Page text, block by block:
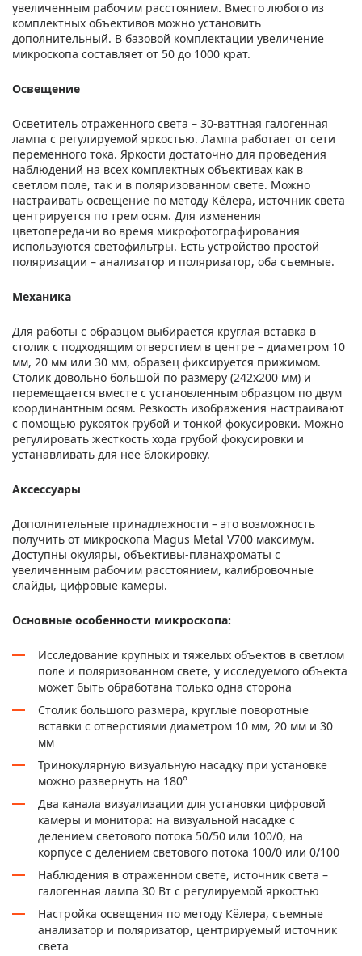
увеличенным рабочим расстоянием. Вместо любого из
комплектных объективов можно установить
дополнительный. В базовой комплектации увеличение
микроскопа составляет от 50 до 1000 крат.
Освещение
Осветитель отраженного света – 30-ваттная галогенная
лампа с регулируемой яркостью. Лампа работает от сети
переменного тока. Яркости достаточно для проведения
наблюдений на всех комплектных объективах как в
светлом поле, так и в поляризованном свете. Можно
настраивать освещение по методу Кёлера, источник света
центрируется по трем осям. Для изменения
цветопередачи во время микрофотографирования
используются светофильтры. Есть устройство простой
поляризации – анализатор и поляризатор, оба съемные.
Механика
Для работы с образцом выбирается круглая вставка в
столик с подходящим отверстием в центре – диаметром 10
мм, 20 мм или 30 мм, образец фиксируется прижимом.
Столик довольно большой по размеру (242x200 мм) и
перемещается вместе с установленным образцом по двум
координантным осям. Резкость изображения настраивают
с помощью рукояток грубой и тонкой фокусировки. Можно
регулировать жесткость хода грубой фокусировки и
устанавливать для нее блокировку.
Аксессуары
Дополнительные принадлежности – это возможность
получить от микроскопа Magus Metal V700 максимум.
Доступны окуляры, объективы-планахроматы с
увеличенным рабочим расстоянием, калибровочные
слайды, цифровые камеры.
Основные особенности микроскопа:
Исследование крупных и тяжелых объектов в светлом
поле и поляризованном свете, у исследуемого объекта
может быть обработана только одна сторона
Столик большого размера, круглые поворотные
вставки с отверстиями диаметром 10 мм, 20 мм и 30
мм
Тринокулярную визуальную насадку при установке
можно развернуть на 180°
Два канала визуализации для установки цифровой
камеры и монитора: на визуальной насадке с
делением светового потока 50/50 или 100/0, на
корпусе с делением светового потока 100/0 или 0/100
Наблюдения в отраженном свете, источник света –
галогенная лампа 30 Вт с регулируемой яркостью
Настройка освещения по методу Кёлера, съемные
анализатор и поляризатор, центрируемый источник
света